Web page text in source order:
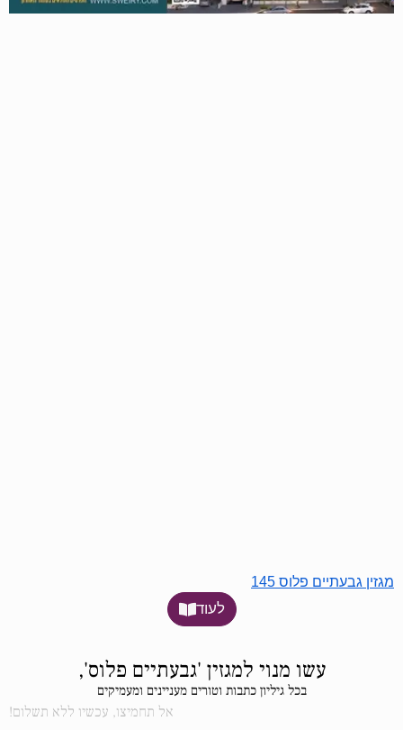
מגזין גבעתיים פלוס 145
לעוד
עשו מנוי למגזין 'גבעתיים פלוס',
בכל גיליון כתבות וטורים מעניינים ומעמיקים
אל תחמיצו, עכשיו ללא תשלום!